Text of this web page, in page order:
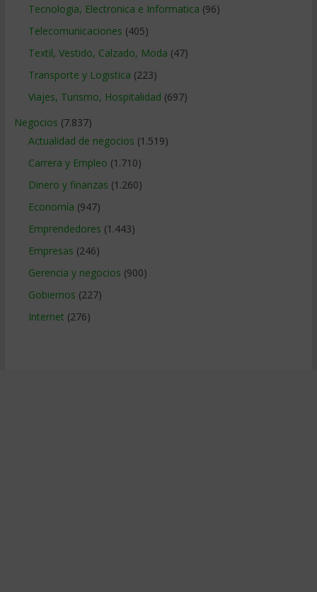
Tecnologia, Electronica e Informatica (96)
Telecomunicaciones (405)
Textil, Vestido, Calzado, Moda (47)
Transporte y Logistica (223)
Viajes, Turismo, Hospitalidad (697)
Negocios (7.837)
Actualidad de negocios (1.519)
Carrera y Empleo (1.710)
Dinero y finanzas (1.260)
Economía (947)
Emprendedores (1.443)
Empresas (246)
Gerencia y negocios (900)
Gobiernos (227)
Internet (276)